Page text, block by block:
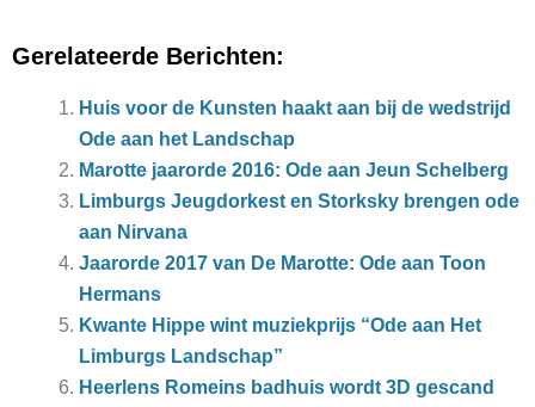
Gerelateerde Berichten:
Huis voor de Kunsten haakt aan bij de wedstrijd
Ode aan het Landschap
Marotte jaarorde 2016: Ode aan Jeun Schelberg
Limburgs Jeugdorkest en Storksky brengen ode
aan Nirvana
Jaarorde 2017 van De Marotte: Ode aan Toon
Hermans
Kwante Hippe wint muziekprijs “Ode aan Het
Limburgs Landschap”
Heerlens Romeins badhuis wordt 3D gescand